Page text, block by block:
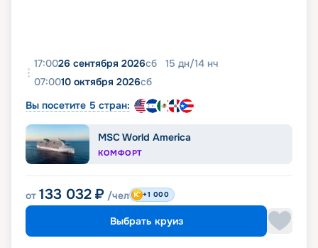
17:0026 сентября 2026сб 15 дн/14 нч
07:0010 октября 2026сб
Вы посетите 5 стран:
MSC World America
КОМФОРТ
от 133 032 ₽ /чел +1 000
Выбрать круиз